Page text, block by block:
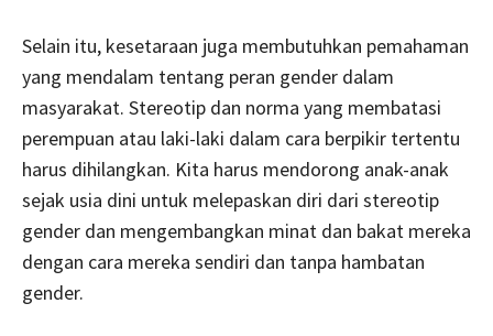
Selain itu, kesetaraan juga membutuhkan pemahaman
yang mendalam tentang peran gender dalam
masyarakat. Stereotip dan norma yang membatasi
perempuan atau laki-laki dalam cara berpikir tertentu
harus dihilangkan. Kita harus mendorong anak-anak
sejak usia dini untuk melepaskan diri dari stereotip
gender dan mengembangkan minat dan bakat mereka
dengan cara mereka sendiri dan tanpa hambatan
gender.